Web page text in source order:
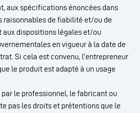
aux spécifications énoncées dans
raisonnables de fiabilité et/ou de
aux dispositions légales et/ou
en vigueur à la date de
Si cela est convenu, l’entrepreneur
le produit est adapté à un usage
le professionnel, le fabricant ou
pas les droits et prétentions que le